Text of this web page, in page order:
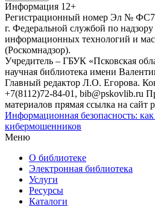
Информация 12+
Регистрационный номер Эл №
г. Федеральной службой по надзору
информационных технологий и
(Роскомнадзор).
Учредитель – ГБУК «Псковская
научная библиотека имени
Главный редактор Л.О. Егорова.
+7(8112)72-84-01, bib@pskovlib.ru
материалов прямая ссылка на сайт
Информационная безопасность:
кибермошенников
Меню
О библиотеке
Электронная библиотека
Услуги
Ресурсы
Каталоги